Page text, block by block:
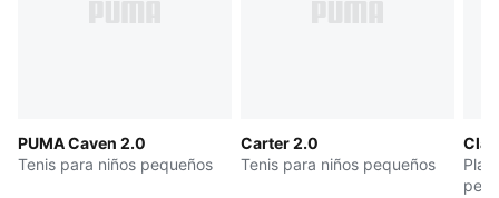
PUMA Caven 2.0
Tenis para niños pequeños
Carter 2.0
Tenis para niños pequeños